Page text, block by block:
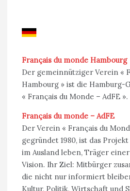
Français du monde Hambourg
Der gemeinnütziger Verein «
Hambourg » ist die Hamburg-
« Français du Monde – AdFE ».
Français du monde – AdFE
Der Verein « Français du
gegründet 1980, ist das
im Ausland leben, Träger
Vision. Ihr Ziel: Mitbürger
die nicht nur informiert
Kultur, Politik, Wirtschaft und